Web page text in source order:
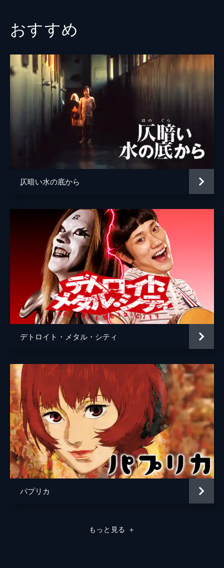
おすすめ
仄暗い水の底から
デトロイト・メタル・シティ
パプリカ
もっと見る ＋